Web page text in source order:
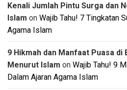
Kenali Jumlah Pintu Surga dan
Islam on Wajib Tahu! 7 Tingkatan
Agama Islam
9 Hikmah dan Manfaat Puasa di
Menurut Islam on Wajib Tahu! 9
Dalam Ajaran Agama Islam